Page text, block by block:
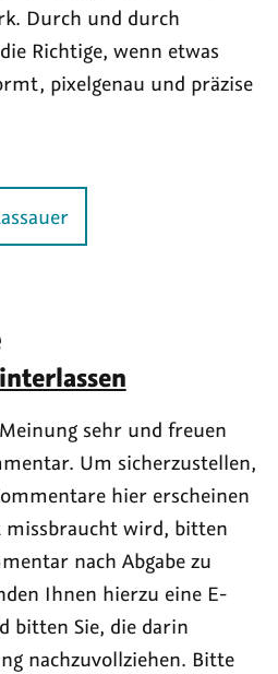
Durch und durch
Richtige, wenn etwas
pixelgenau und präzise
sehr und freuen
Um sicherzustellen,
hier erscheinen
wird, bitten
nach Abgabe zu
Ihnen hierzu eine E-
bitten Sie, die darin
nachzuvollziehen. Bitte